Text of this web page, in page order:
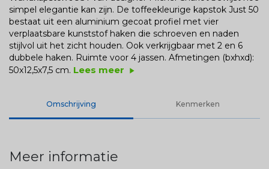
simpel elegantie kan zijn. De toffeekleurige kapstok Just 50
bestaat uit een aluminium gecoat profiel met vier
verplaatsbare kunststof haken die schroeven en naden
stijlvol uit het zicht houden. Ook verkrijgbaar met 2 en 6
dubbele haken. Ruimte voor 4 jassen. Afmetingen (bxhxd):
50x12,5x7,5 cm. Lees meer play_arrow
Omschrijving Kenmerken
Meer informatie